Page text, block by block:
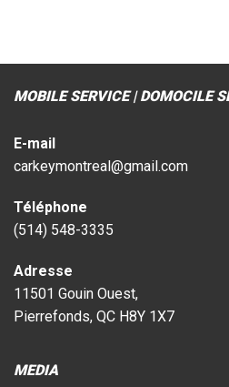
MOBILE SERVICE | DOMOCILE
E-mail
carkeymontreal@gmail.com
Téléphone
(514) 548-3335
Adresse
11501 Gouin Ouest,
Pierrefonds, QC H8Y 1X7
MEDIA